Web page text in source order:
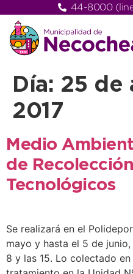
44-8000
Día: 25 de
2017
Medio
de
Tecnológicos
Se realizará en el
mayo y hasta el 5 de
8 y las 15. Lo colectado